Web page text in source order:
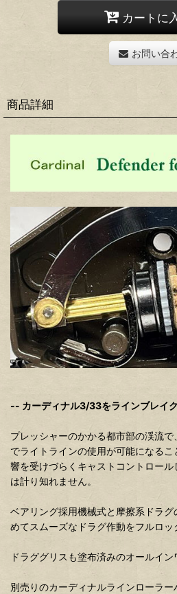
カートに
お問い合
商品詳細
-- カーディナル3/33をラインブレイ
プレッシャーのかかる都市部の渓流
でライトラインの使用が可能になる
響を受けづらくキャストコントロール
は計り知れません。
ベアリング採用機械式と摩擦系ドラ
めてスムーズなドラグ作動をフルロッ
ドラググリスも塗布済みのオールイン
別売りのカーディナルラインローラ